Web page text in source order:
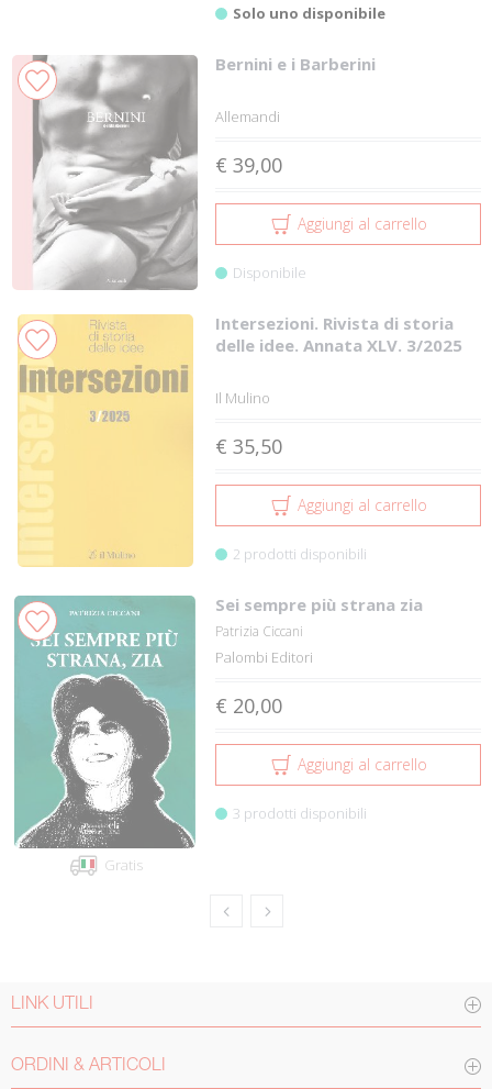
Solo uno disponibile
Bernini e i Barberini
Allemandi
€ 39,00
Aggiungi al carrello
Disponibile
Intersezioni. Rivista di storia
delle idee. Annata XLV. 3/2025
Il Mulino
€ 35,50
Aggiungi al carrello
2 prodotti disponibili
Gratis
Sei sempre più strana zia
Patrizia Ciccani
Palombi Editori
€ 20,00
Aggiungi al carrello
3 prodotti disponibili
LINK UTILI
ORDINI & ARTICOLI